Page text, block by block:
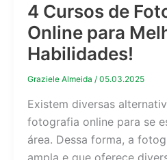
4 Cursos de
Online para
Habilidades!
Graziele Almeida / 05.03.2025
Existem diversas
fotografia online para se
área. Dessa forma, a
ampla e que oferece